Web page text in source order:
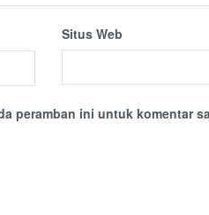
Situs Web
peramban ini untuk komentar